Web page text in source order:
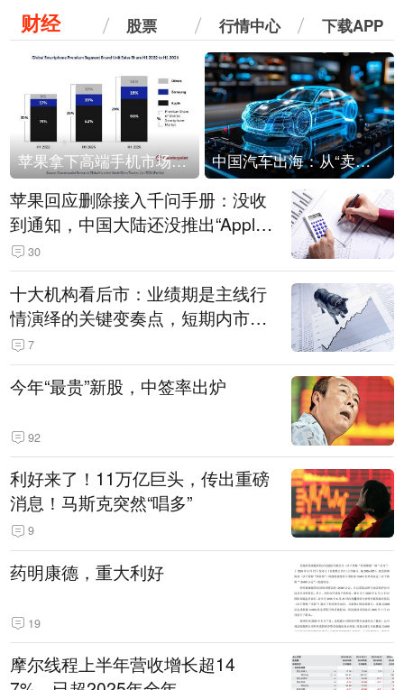
财经 股票 行情中心 下载APP
苹果拿下高端手机市场65%的份额：iPhone 17系列功不可没 中国汽车出海：从“卖出去”到“走进去”
苹果回应删除接入千问手册：没收
到通知，中国大陆还没推出“Apple
智能使用千问”功能
30
十大机构看后市：业绩期是主线行
情演绎的关键变奏点，短期内市场
或继续反弹，关注三条业绩主线
7
今年“最贵”新股，中签率出炉
92
利好来了！11万亿巨头，传出重磅
消息！马斯克突然“唱多”
9
药明康德，重大利好
19
摩尔线程上半年营收增长超14